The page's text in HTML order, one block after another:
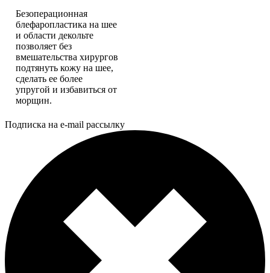
Безоперационная
блефаропластика на шее
и области декольте
позволяет без
вмешательства хирургов
подтянуть кожу на шее,
сделать ее более
упругой и избавиться от
морщин.
Подписка на e-mail рассылку